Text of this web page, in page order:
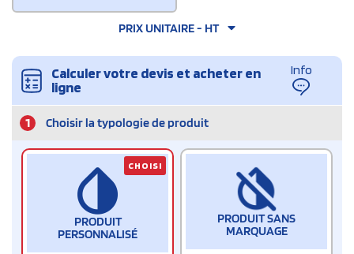
PRIX UNITAIRE - HT
Calculer votre devis et acheter en
ligne
Info
1 Choisir la typologie de produit
PRODUIT
PERSONNALISÉ
CHOISI
PRODUIT SANS
MARQUAGE